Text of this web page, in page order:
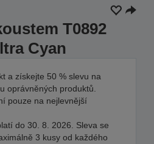
T0892
Cyan
a získejte 50 % slevu na
oprávněných produktů.
pouze na nejlevnější
do 30. 8. 2026. Sleva se
3 kusy od každého